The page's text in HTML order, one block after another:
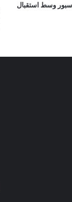
سبور وسط استقبال